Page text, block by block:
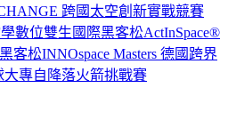
跨國太空創新實戰競賽
數位雙生國際黑客松ActInSpace®
客松INNOspace Masters 德國跨界
大專自降落火箭挑戰賽